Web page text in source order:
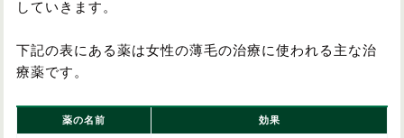
していきます。
下記の表にある薬は女性の薄毛の治療に使われる主な治
療薬です。
薬の名前 効果